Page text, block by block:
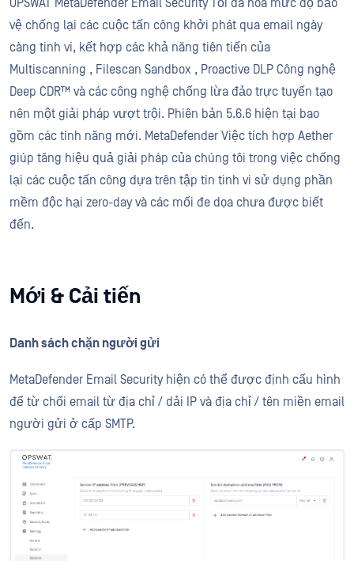
OPSWAT MetaDefender Email Security Tối đa hóa mức độ bảo
vệ chống lại các cuộc tấn công khởi phát qua email ngày
càng tinh vi, kết hợp các khả năng tiên tiến của
Multiscanning , Filescan Sandbox , Proactive DLP Công nghệ
Deep CDR™ và các công nghệ chống lừa đảo trực tuyến tạo
nên một giải pháp vượt trội. Phiên bản 5.6.6 hiện tại bao
gồm các tính năng mới. MetaDefender Việc tích hợp Aether
giúp tăng hiệu quả giải pháp của chúng tôi trong việc chống
lại các cuộc tấn công dựa trên tập tin tinh vi sử dụng phần
mềm độc hại zero-day và các mối đe dọa chưa được biết
đến.
Mới & Cải tiến
Danh sách chặn người gửi
MetaDefender Email Security hiện có thể được định cấu hình
để từ chối email từ địa chỉ / dải IP và địa chỉ / tên miền email
người gửi ở cấp SMTP.